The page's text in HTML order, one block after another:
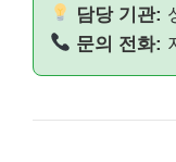
담당 기관:
문의 전화: